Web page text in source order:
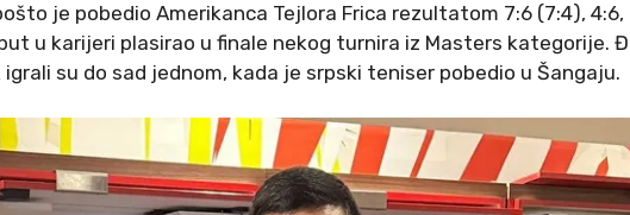
je pobedio Amerikanca Tejlora Frica rezultatom 7:6 (7:4), 4:6,
u karijeri plasirao u finale nekog turnira iz Masters kategorije.
igrali su do sad jednom, kada je srpski teniser pobedio u Šangaju.